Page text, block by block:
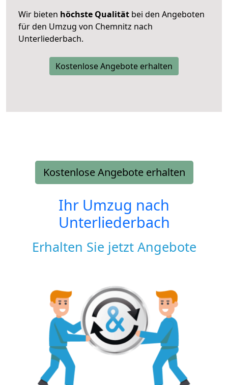
Wir bieten höchste Qualität bei den Angeboten
für den Umzug von Chemnitz nach
Unterliederbach.
Kostenlose Angebote erhalten
Kostenlose Angebote erhalten
Ihr Umzug nach
Unterliederbach
Erhalten Sie jetzt Angebote